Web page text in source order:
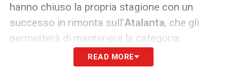
hanno chiuso la propria stagione con un
successo in rimonta sull’Atalanta, che gli
permetterà di mantenere la categoria.
Per questa ragione, igialloblùsi portano
READ MORE